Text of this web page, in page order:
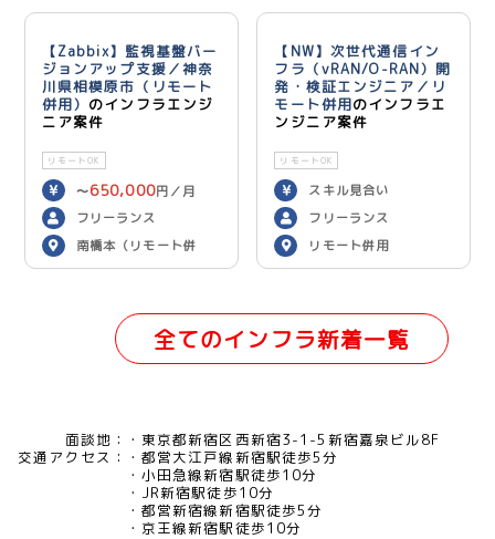
【Zabbix】監視基盤バー
ジョンアップ支援／神奈
川県相模原市（リモート
併用） のインフラエンジ
ニア案件
リモートOK
〜650,000円／月
フリーランス
南橋本（リモート併
用）
【NW】次世代通信イン
フラ（vRAN/O-RAN）開
発・検証エンジニア／リ
モート併用のインフラエ
ンジニア案件
リモートOK
スキル見合い
フリーランス
リモート併用
全てのインフラ新着一覧
面談地：
東京都新宿区西新宿3-1-5新宿嘉泉ビル8F
交通アクセス：
都営大江戸線新宿駅徒歩5分
小田急線新宿駅徒歩10分
JR新宿駅徒歩10分
都営新宿線新宿駅徒歩5分
京王線新宿駅徒歩10分